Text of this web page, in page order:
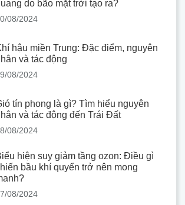
do bão mặt trời tạo ra?
08/2024
hậu miền Trung: Đặc điểm, nguyên
và tác động
08/2024
tín phong là gì? Tìm hiểu nguyên
và tác động đến Trái Đất
08/2024
hiện suy giảm tầng ozon: Điều gì
bầu khí quyển trở nên mong
08/2024